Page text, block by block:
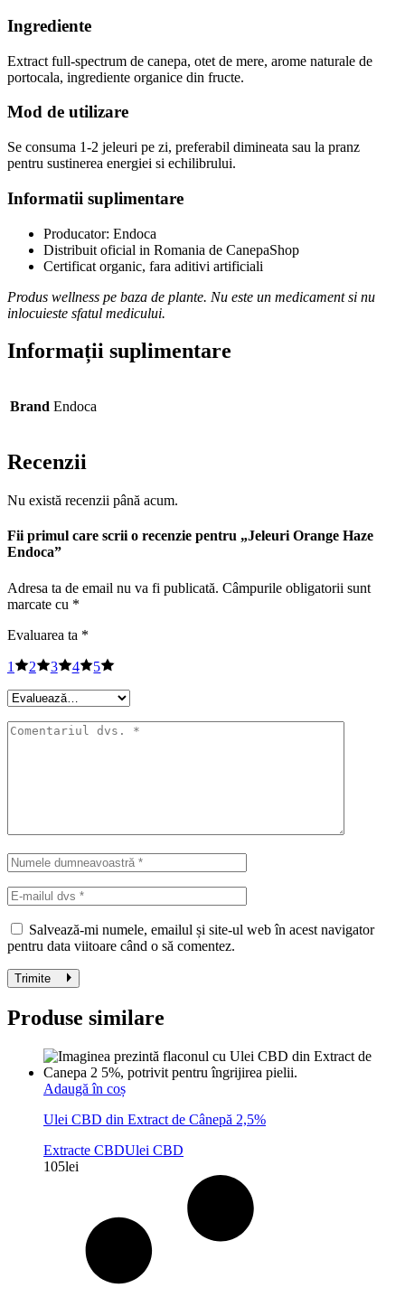
Ingrediente
Extract full-spectrum de canepa, otet de mere, arome naturale de
portocala, ingrediente organice din fructe.
Mod de utilizare
Se consuma 1-2 jeleuri pe zi, preferabil dimineata sau la pranz
pentru sustinerea energiei si echilibrului.
Informatii suplimentare
Producator: Endoca
Distribuit oficial in Romania de CanepaShop
Certificat organic, fara aditivi artificiali
Produs wellness pe baza de plante. Nu este un medicament si nu
inlocuieste sfatul medicului.
Informații suplimentare
Brand Endoca
Recenzii
Nu există recenzii până acum.
Fii primul care scrii o recenzie pentru „Jeleuri Orange Haze
Endoca”
Adresa ta de email nu va fi publicată. Câmpurile obligatorii sunt
marcate cu *
Evaluarea ta *
1 2 3 4 5
Salvează-mi numele, emailul și site-ul web în acest navigator
pentru data viitoare când o să comentez.
Trimite
Produse similare
Adaugă în coș
Ulei CBD din Extract de Cânepă 2,5%
Extracte CBDUlei CBD
105lei